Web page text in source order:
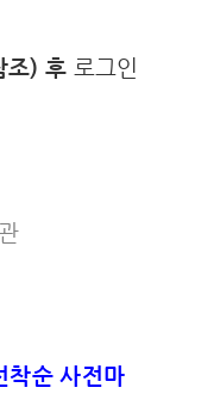
조) 후 로그인
착순 사전마